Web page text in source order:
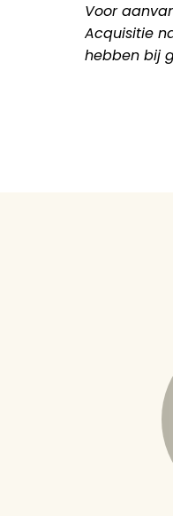
Voor
Acquisitie
hebben bij